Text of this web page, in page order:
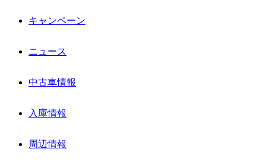
キャンペーン
ニュース
中古車情報
入庫情報
周辺情報